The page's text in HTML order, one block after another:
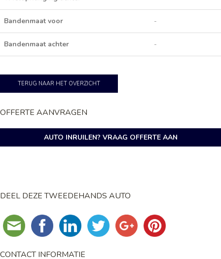
Bandenmaat voor -
Bandenmaat achter -
TERUG NAAR HET OVERZICHT
OFFERTE AANVRAGEN
AUTO INRUILEN? VRAAG OFFERTE AAN
DEEL DEZE TWEEDEHANDS AUTO
CONTACT INFORMATIE